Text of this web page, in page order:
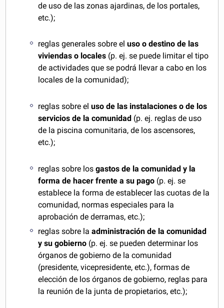
de uso de las zonas ajardinas, de los portales,
etc.);
reglas generales sobre eluso o destino de las
viviendas o locales (p. ej. se puede limitar el tipo
de actividades que se podrá llevar a cabo en los
locales de la comunidad);
reglas sobre eluso de las instalaciones o de los
servicios de la comunidad (p. ej. reglas de uso
de la piscina comunitaria, de los ascensores,
etc.);
reglas sobre losgastos de la comunidad y la
forma de hacer frente a su pago (p. ej. se
establece la forma de establecer las cuotas de la
comunidad, normas especiales para la
aprobación de derramas, etc.);
reglas sobre laadministración de la comunidad
y su gobierno (p. ej. se pueden determinar los
órganos de gobierno de la comunidad
(presidente, vicepresidente, etc.), formas de
elección de los órganos de gobierno, reglas para
la reunión de la junta de propietarios, etc.);